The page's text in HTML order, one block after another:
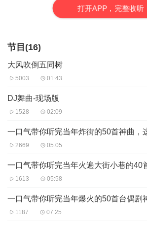
打开APP，完整收听
节目(16)
大风吹倒五同树
5003 01:43
DJ舞曲-现场版
1528 02:09
2669 05:05
1613 05:58
1187 07:25